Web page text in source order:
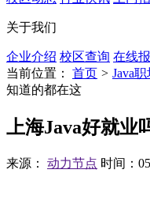
关于我们
企业介绍 校区查询 在线
当前位置：
首页 > Java
知道的都在这
上海Java好就业
来源： 动力节点 时间：